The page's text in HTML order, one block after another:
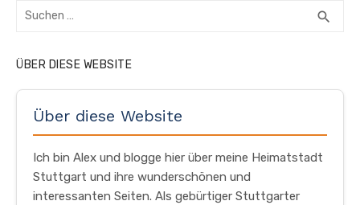
Suchen
search
ÜBER DIESE WEBSITE
Über diese Website
Ich bin Alex und blogge hier über meine Heimatstadt
Stuttgart und ihre wunderschönen und
interessanten Seiten. Als gebürtiger Stuttgarter